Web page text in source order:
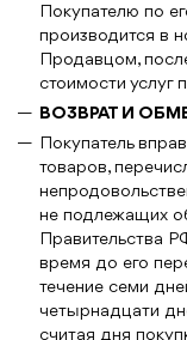
Покупателю по
производится в
Продавцом,
стоимости услуг
ВОЗВРАТ И
Покупатель
товаров,
не подлежащих
Правительства
время до его
течение семи
четырнадцати
считая дня